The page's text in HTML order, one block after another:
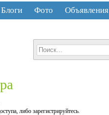
Блоги Фото Объявления
либо зарегистрируйтесь.